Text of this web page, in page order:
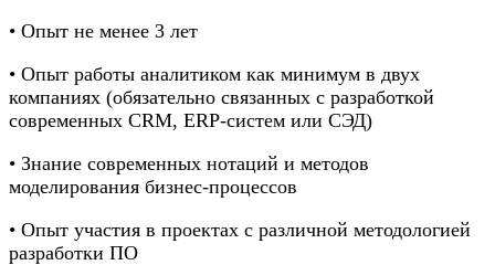
• Опыт не менее 3 лет
• Опыт работы аналитиком как минимум в двух
компаниях (обязательно связанных с разработкой
современных CRM, ERP-систем или СЭД)
• Знание современных нотаций и методов
моделирования бизнес-процессов
• Опыт участия в проектах с различной методологией
разработки ПО